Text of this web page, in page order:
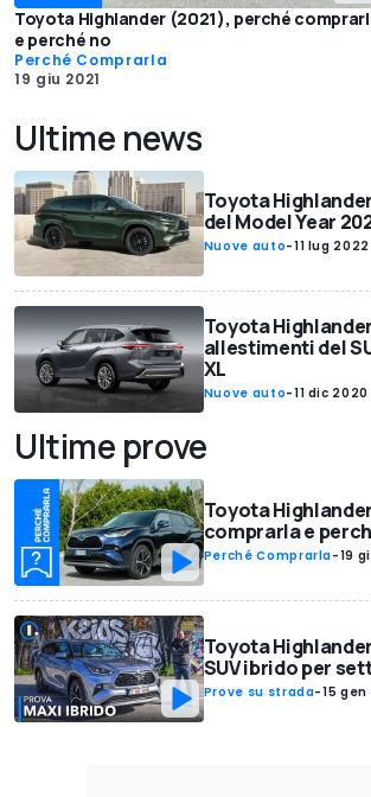
Toyota Highlander (2021), perché
e perché no
Perché Comprarla
19 giu 2021
Ultime news
Toyota
del Model Year
Nuove auto-11 lug 2022
Toyota
allestimenti del
XL
Nuove auto-11 dic 2020
Ultime prove
Toyota
comprarla e
Perché Comprarla-19
Toyota
SUV ibrido per
Prove su strada-15 gen